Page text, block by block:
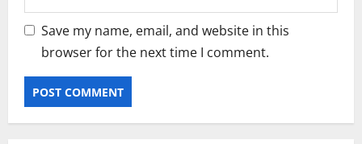
Save my name, email, and website in this
browser for the next time I comment.